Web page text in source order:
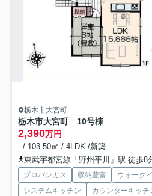
栃木市大宮町
栃木市大宮町 10号棟
2,390万円
- / 103.50㎡ / 4LDK /新築
東武宇都宮線「野州平川」駅 徒歩8
プロパンガス 収納豊富
ウォーク
システムキッチン
カウンターキッチ